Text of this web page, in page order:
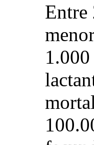
Entre